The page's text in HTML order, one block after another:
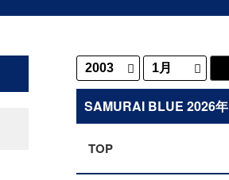
SAMURAI BLUE 2026年
TOP